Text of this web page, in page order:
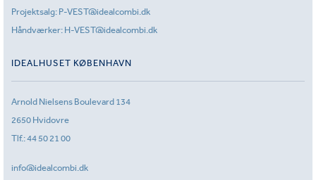
Projektsalg: P-VEST@idealcombi.dk
Håndværker: H-VEST@idealcombi.dk
IDEALHUSET KØBENHAVN
Arnold Nielsens Boulevard 134
2650 Hvidovre
Tlf.:44 50 21 00
info@idealcombi.dk